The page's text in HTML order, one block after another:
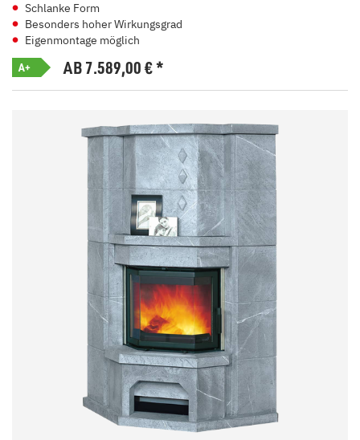
Schlanke Form
Besonders hoher Wirkungsgrad
Eigenmontage möglich
A+ AB 7.589,00€*